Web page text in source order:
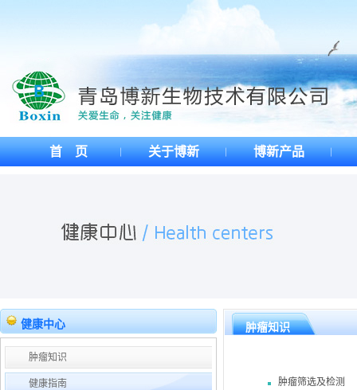
首 页 关于博新 博新产品
健康中心
肿瘤知识
健康指南
肿瘤知识
肿瘤筛选及检测